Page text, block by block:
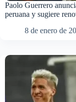
Paolo Guerrero
peruana y sugiere
8 de enero de